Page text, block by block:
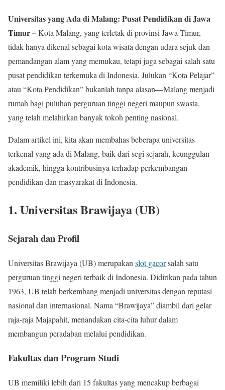
Universitas yang Ada di Malang: Pusat Pendidikan di Jawa
Timur –Kota Malang, yang terletak di provinsi Jawa Timur,
tidak hanya dikenal sebagai kota wisata dengan udara sejuk dan
pemandangan alam yang memukau, tetapi juga sebagai salah satu
pusat pendidikan terkemuka di Indonesia. Julukan “Kota Pelajar”
atau “Kota Pendidikan” bukanlah tanpa alasan—Malang menjadi
rumah bagi puluhan perguruan tinggi negeri maupun swasta,
yang telah melahirkan banyak tokoh penting nasional.
Dalam artikel ini, kita akan membahas beberapa universitas
terkenal yang ada di Malang, baik dari segi sejarah, keunggulan
akademik, hingga kontribusinya terhadap perkembangan
pendidikan dan masyarakat di Indonesia.
1. Universitas Brawijaya (UB)
Sejarah dan Profil
Universitas Brawijaya (UB) merupakan slot gacorsalah satu
perguruan tinggi negeri terbaik di Indonesia. Didirikan pada tahun
1963, UB telah berkembang menjadi universitas dengan reputasi
nasional dan internasional. Nama “Brawijaya” diambil dari gelar
raja-raja Majapahit, menandakan cita-cita luhur dalam
membangun peradaban melalui pendidikan.
Fakultas dan Program Studi
UB memiliki lebih dari 15 fakultas yang mencakup berbagai